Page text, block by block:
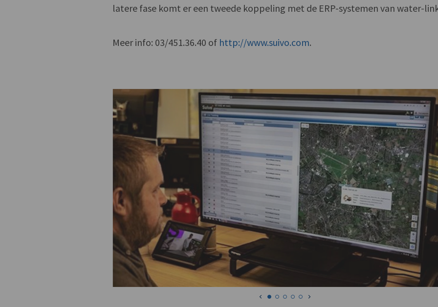
latere fase komt er een tweede koppeling met de ERP-systemen van water-
Meer info: 03/451.36.40 of http://www.suivo.com.